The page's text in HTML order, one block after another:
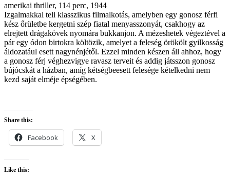
amerikai thriller, 114 perc, 1944
Izgalmakkal teli klasszikus filmalkotás, amelyben egy gonosz férfi
kész őrületbe kergetni szép fiatal menyasszonyát, csakhogy az
elrejtett drágakövek nyomára bukkanjon. A mézeshetek végeztével a
pár egy ódon birtokra költözik, amelyet a feleség örökölt gyilkosság
áldozatául esett nagynénjétől. Ezzel minden készen áll ahhoz, hogy
a gonosz férj véghezvigye ravasz terveit és addig játsszon gonosz
bújócskát a házban, amíg kétségbeesett felesége kételkedni nem
kezd saját elméje épségében.
Share this:
Facebook X
Like this: